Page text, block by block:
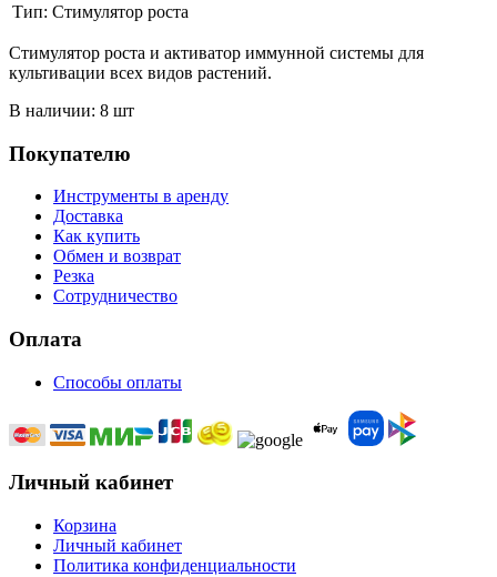
Тип: Стимулятор роста
Стимулятор роста и активатор иммунной системы для
культивации всех видов растений.
В наличии: 8 шт
Покупателю
Инструменты в аренду
Доставка
Как купить
Обмен и возврат
Резка
Сотрудничество
Оплата
Способы оплаты
Личный кабинет
Корзина
Личный кабинет
Политика конфиденциальности